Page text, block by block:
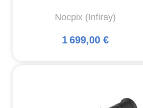
Nocpix (Infiray)
1 699,00 €